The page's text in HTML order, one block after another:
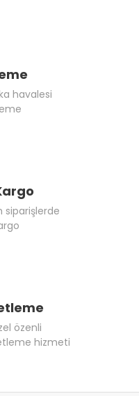
havalesi
siparişlerde
özenli
hizmeti